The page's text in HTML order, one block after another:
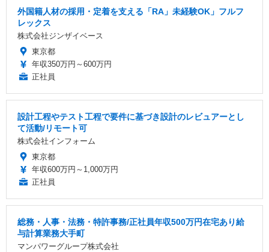
外国籍人材の採用・定着を支える「RA」未経験OK」フルフ
レックス
株式会社ジンザイベース
東京都
年収350万円～600万円
正社員
設計工程やテスト工程で要件に基づき設計のレビュアーとし
て活動/リモート可
株式会社インフォーム
東京都
年収600万円～1,000万円
正社員
総務・人事・法務・特許事務/正社員年収500万円在宅あり給
与計算業務大手町
マンパワーグループ株式会社